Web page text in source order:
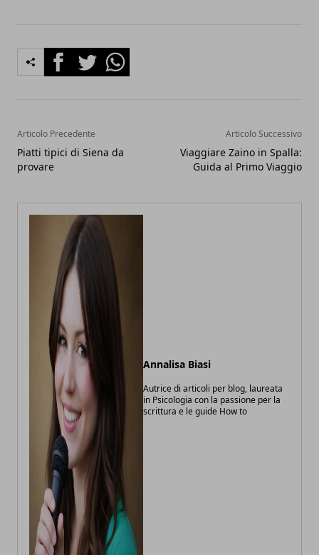
FacebookTwitterWhatsapp
Articolo Precedente
Piatti tipici di Siena da
provare
Articolo Successivo
Viaggiare Zaino in Spalla:
Guida al Primo Viaggio
Annalisa Biasi
Autrice di articoli per blog, laureata
in Psicologia con la passione per la
scrittura e le guide How to